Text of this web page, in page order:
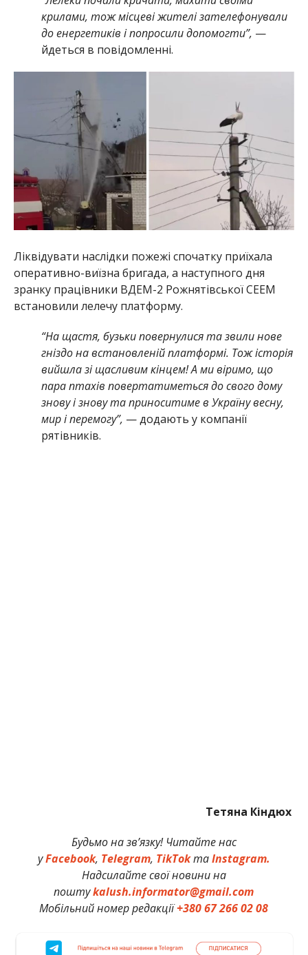
крилами, тож місцеві жителі зателефонували
до енергетиків і попросили допомогти”, —
йдеться в повідомленні.
Ліквідувати наслідки пожежі спочатку приїхала
оперативно-виїзна бригада, а наступного дня
зранку працівники ВДЕМ-2 Рожнятівської СЕЕМ
встановили лелечу платформу.
“На щастя, бузьки повернулися та звили нове
гніздо на встановленій платформі. Тож історія
вийшла зі щасливим кінцем! А ми віримо, що
пара птахів повертатиметься до свого дому
знову і знову та приноситиме в Україну весну,
мир і перемогу”, — додають у компанії
рятівників.
Тетяна Кіндюх
Будьмо на зв’язку! Читайте нас
уFacebook, Telegram, TikTokтаInstagram.
Надсилайте свої новини на
поштуkalush.informator@gmail.com
Мобільний номер редакції+380 67 266 02 08